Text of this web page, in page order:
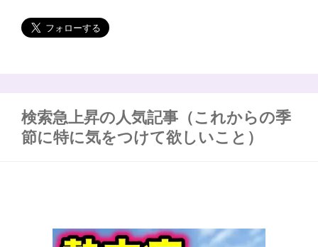
検索急上昇の人気記事（これからの季
節に特に気をつけて欲しいこと）